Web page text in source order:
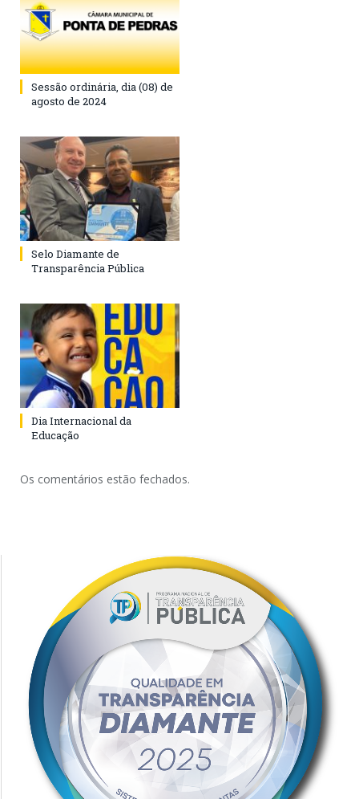
Sessão ordinária, dia (08) de
agosto de 2024
Selo Diamante de
Transparência Pública
Dia Internacional da
Educação
Os comentários estão fechados.